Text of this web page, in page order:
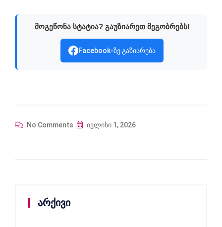
მოგეწონა სტატია? გაუზიარეთ მეგობრებს!
Facebook-ზე გაზიარება
No Comments ივლისი 1, 2026
არქივი